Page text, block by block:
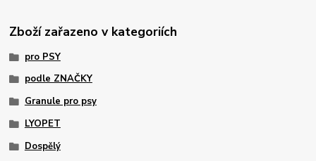
Zboží zařazeno v kategoriích
pro PSY
podle ZNAČKY
Granule pro psy
LYOPET
Dospělý